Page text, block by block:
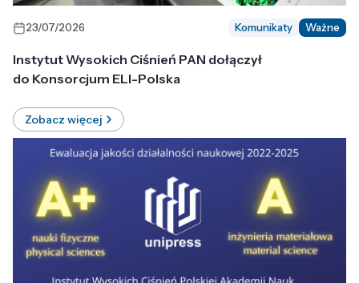
23/07/2026 Komunikaty Ważne
Instytut Wysokich Ciśnień PAN dołączył
do Konsorcjum ELI-Polska
Zobacz więcej